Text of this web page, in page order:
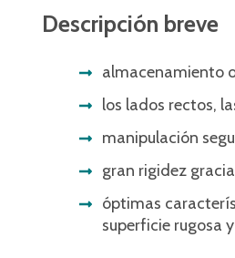
Descripción breve
almacenamiento
los lados rectos,
manipulación
gran rigidez
óptimas
superficie rugosa